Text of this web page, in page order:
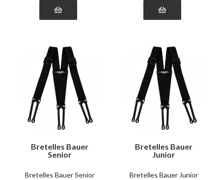
Bretelles Bauer
Senior
Bretelles Bauer Senior
Bretelles Bauer
Junior
Bretelles Bauer Junior